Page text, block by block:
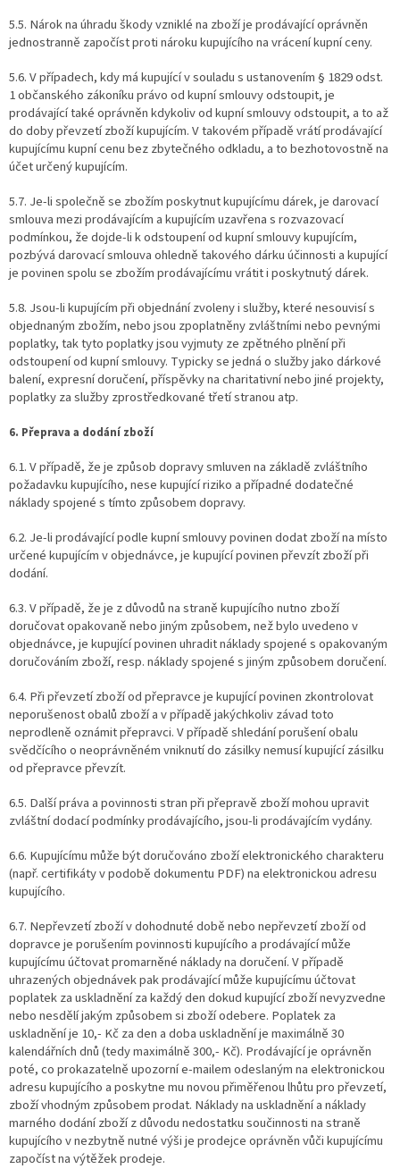
5.5. Nárok na úhradu škody vzniklé na zboží je prodávající oprávněn
jednostranně započíst proti nároku kupujícího na vrácení kupní ceny.
5.6. V případech, kdy má kupující v souladu s ustanovením § 1829 odst.
1 občanského zákoníku právo od kupní smlouvy odstoupit, je
prodávající také oprávněn kdykoliv od kupní smlouvy odstoupit, a to až
do doby převzetí zboží kupujícím. V takovém případě vrátí prodávající
kupujícímu kupní cenu bez zbytečného odkladu, a to bezhotovostně na
účet určený kupujícím.
5.7. Je-li společně se zbožím poskytnut kupujícímu dárek, je darovací
smlouva mezi prodávajícím a kupujícím uzavřena s rozvazovací
podmínkou, že dojde-li k odstoupení od kupní smlouvy kupujícím,
pozbývá darovací smlouva ohledně takového dárku účinnosti a kupující
je povinen spolu se zbožím prodávajícímu vrátit i poskytnutý dárek.
5.8. Jsou-li kupujícím při objednání zvoleny i služby, které nesouvisí s
objednaným zbožím, nebo jsou zpoplatněny zvláštními nebo pevnými
poplatky, tak tyto poplatky jsou vyjmuty ze zpětného plnění při
odstoupení od kupní smlouvy. Typicky se jedná o služby jako dárkové
balení, expresní doručení, příspěvky na charitativní nebo jiné projekty,
poplatky za služby zprostředkované třetí stranou atp.
6. Přeprava a dodání zboží
6.1. V případě, že je způsob dopravy smluven na základě zvláštního
požadavku kupujícího, nese kupující riziko a případné dodatečné
náklady spojené s tímto způsobem dopravy.
6.2. Je-li prodávající podle kupní smlouvy povinen dodat zboží na místo
určené kupujícím v objednávce, je kupující povinen převzít zboží při
dodání.
6.3. V případě, že je z důvodů na straně kupujícího nutno zboží
doručovat opakovaně nebo jiným způsobem, než bylo uvedeno v
objednávce, je kupující povinen uhradit náklady spojené s opakovaným
doručováním zboží, resp. náklady spojené s jiným způsobem doručení.
6.4. Při převzetí zboží od přepravce je kupující povinen zkontrolovat
neporušenost obalů zboží a v případě jakýchkoliv závad toto
neprodleně oznámit přepravci. V případě shledání porušení obalu
svědčícího o neoprávněném vniknutí do zásilky nemusí kupující zásilku
od přepravce převzít.
6.5. Další práva a povinnosti stran při přepravě zboží mohou upravit
zvláštní dodací podmínky prodávajícího, jsou-li prodávajícím vydány.
6.6. Kupujícímu může být doručováno zboží elektronického charakteru
(např. certifikáty v podobě dokumentu PDF) na elektronickou adresu
kupujícího.
6.7. Nepřevzetí zboží v dohodnuté době nebo nepřevzetí zboží od
dopravce je porušením povinnosti kupujícího a prodávající může
kupujícímu účtovat promarněné náklady na doručení. V případě
uhrazených objednávek pak prodávající může kupujícímu účtovat
poplatek za uskladnění za každý den dokud kupující zboží nevyzvedne
nebo nesdělí jakým způsobem si zboží odebere. Poplatek za
uskladnění je 10,- Kč za den a doba uskladnění je maximálně 30
kalendářních dnů (tedy maximálně 300,- Kč). Prodávající je oprávněn
poté, co prokazatelně upozorní e-mailem odeslaným na elektronickou
adresu kupujícího a poskytne mu novou přiměřenou lhůtu pro převzetí,
zboží vhodným způsobem prodat. Náklady na uskladnění a náklady
marného dodání zboží z důvodu nedostatku součinnosti na straně
kupujícího v nezbytně nutné výši je prodejce oprávněn vůči kupujícímu
započíst na výtěžek prodeje.